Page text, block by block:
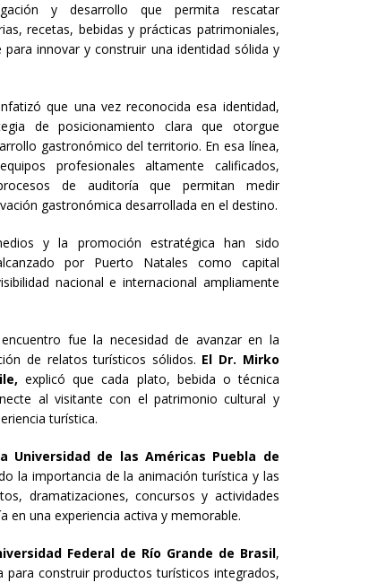
y desarrollo que permita rescatar
recetas, bebidas y prácticas patrimoniales,
innovar y construir una identidad sólida y
que una vez reconocida esa identidad,
de posicionamiento clara que otorgue
gastronómico del territorio. En esa línea,
profesionales altamente calificados,
de auditoría que permitan medir
gastronómica desarrollada en el destino.
y la promoción estratégica han sido
por Puerto Natales como capital
nacional e internacional ampliamente
fue la necesidad de avanzar en la
de relatos turísticos sólidos. El Dr. Mirko
explicó que cada plato, bebida o técnica
al visitante con el patrimonio cultural y
turística.
Universidad de las Américas Puebla de
la importancia de la animación turística y las
dramatizaciones, concursos y actividades
en una experiencia activa y memorable.
Federal de Río Grande de Brasil,
para construir productos turísticos integrados,